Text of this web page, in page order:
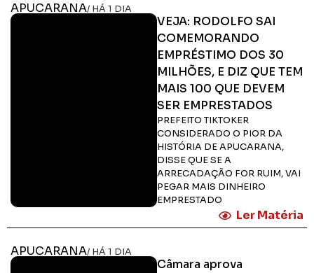
APUCARANA/ HÁ 1 DIA
VEJA: RODOLFO SAI
COMEMORANDO
EMPRÉSTIMO DOS 30
MILHÕES, E DIZ QUE TEM
MAIS 100 QUE DEVEM
SER EMPRESTADOS
PREFEITO TIKTOKER
CONSIDERADO O PIOR DA
HISTÓRIA DE APUCARANA,
DISSE QUE SE A
ARRECADAÇÃO FOR RUIM, VAI
PEGAR MAIS DINHEIRO
EMPRESTADO
Ler Matéria
APUCARANA/ HÁ 1 DIA
Câmara aprova